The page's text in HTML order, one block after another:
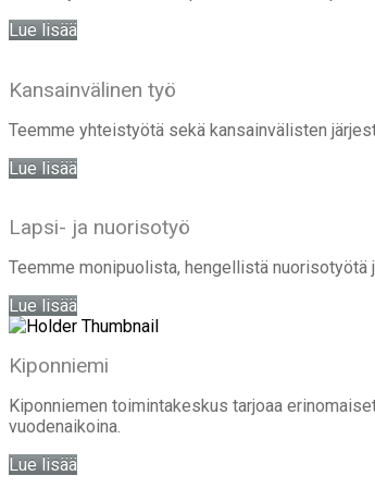
Lue lisää
Kansainvälinen työ
Teemme yhteistyötä sekä kansainvälisten
Lue lisää
Lapsi- ja nuorisotyö
Teemme monipuolista, hengellistä nuorisotyötä
Lue lisää
Kiponniemi
Kiponniemen toimintakeskus tarjoaa
vuodenaikoina.
Lue lisää